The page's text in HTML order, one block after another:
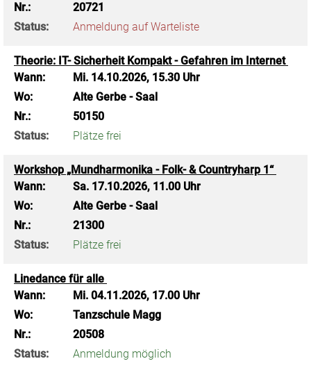
Nr.:
20721
Status:
Anmeldung auf Warteliste
Theorie: IT- Sicherheit Kompakt - Gefahren im Internet
Wann:
Mi. 14.10.2026, 15.30 Uhr
Wo:
Alte Gerbe - Saal
Nr.:
50150
Status:
Plätze frei
Workshop „Mundharmonika - Folk- & Countryharp 1“
Wann:
Sa. 17.10.2026, 11.00 Uhr
Wo:
Alte Gerbe - Saal
Nr.:
21300
Status:
Plätze frei
Linedance für alle
Wann:
Mi. 04.11.2026, 17.00 Uhr
Wo:
Tanzschule Magg
Nr.:
20508
Status:
Anmeldung möglich